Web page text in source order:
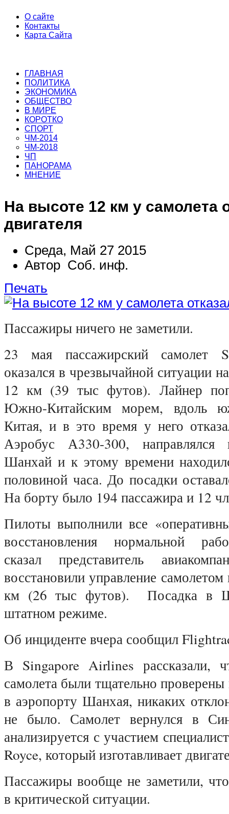
О сайте
Контакты
Карта Сайта
ГЛАВНАЯ
ПОЛИТИКА
ЭКОНОМИКА
ОБЩЕСТВО
В МИРЕ
КОРОТКО
СПОРТ
ЧМ-2014
ЧМ-2018
ЧП
ПАНОРАМА
МНЕНИЕ
На высоте 12 км у самолета
двигателя
Среда, Май 27 2015
Автор Соб. инф.
Печать
Пассажиры ничего не заметили.
23 мая пассажирский самолет
оказался в чрезвычайной ситуации
12 км (39 тыс футов). Лайнер
Южно-Китайским морем, вдоль
Китая, и в это время у него
Аэробус А330-300,
Шанхай и к этому времени
половиной часа. До посадки
На борту было 194 пассажира и 12
Пилоты выполнили все
восстановления нормальной
сказал представитель
восстановили управление
км (26 тыс футов). Посадка в
штатном режиме.
Об инциденте вчера сообщил
В Singapore Airlines рассказали,
самолета были тщательно
в аэропорту Шанхая, никаких
не было. Самолет вернулся в
анализируется с участием
Royce, который изготавливает
Пассажиры вообще не заметили,
в критической ситуации.